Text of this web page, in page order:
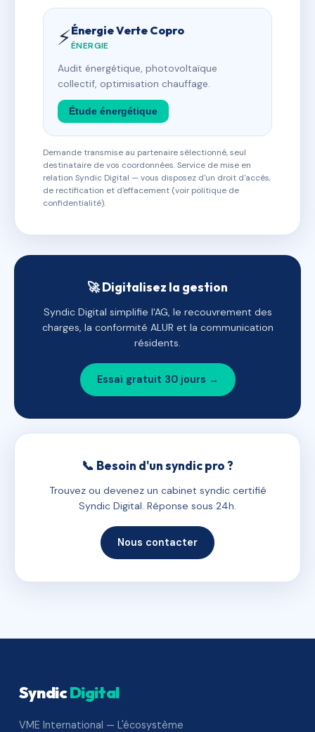
⚡Énergie Verte Copro
ÉNERGIE
Audit énergétique, photovoltaïque
collectif, optimisation chauffage.
Étude énergétique
Demande transmise au partenaire sélectionné, seul
destinataire de vos coordonnées. Service de mise en
relation Syndic Digital — vous disposez d'un droit d'accès,
de rectification et d'effacement (voir politique de
confidentialité).
🚀 Digitalisez la gestion
Syndic Digital simplifie l'AG, le recouvrement des
charges, la conformité ALUR et la communication
résidents.
Essai gratuit 30 jours →
📞 Besoin d'un syndic pro ?
Trouvez ou devenez un cabinet syndic certifié
Syndic Digital. Réponse sous 24h.
Nous contacter
SyndicDigital
VME International — L'écosystème